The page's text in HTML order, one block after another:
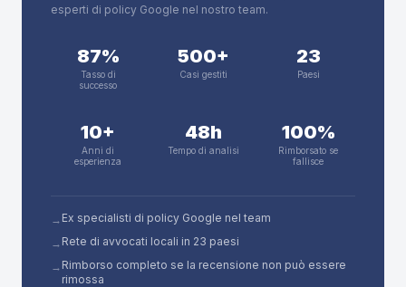
esperti di policy Google nel nostro team.
87%
Tasso di
successo
500+
Casi gestiti
23
Paesi
10+
Anni di
esperienza
48h
Tempo di analisi
100%
Rimborsato se
fallisce
→ Ex specialisti di policy Google nel team
→ Rete di avvocati locali in 23 paesi
→ Rimborso completo se la recensione non può essere
rimossa